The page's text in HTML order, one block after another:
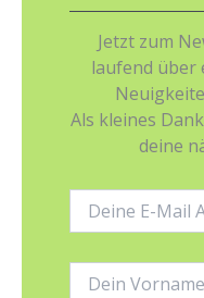
Jetzt zum
laufend über
Als kleines
deine
Mail-